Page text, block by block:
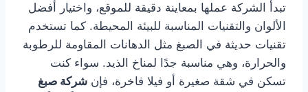
تبدأ الشركة عملها بمعاينة دقيقة للموقع، واختيار أفضل
الألوان والتقنيات المناسبة للبيئة المحيطة. كما تستخدم
تقنيات حديثة في الصبغ مثل الدهانات المقاومة للرطوبة
والحرارة، وهي مناسبة جدًا لمناخ الذيد. سواء كنت
تسكن في شقة صغيرة أو فيلا فاخرة، فإن شركة صبغ